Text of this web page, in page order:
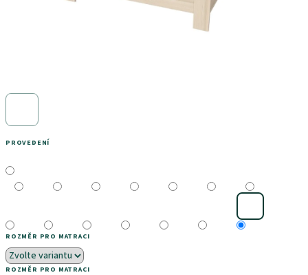
PROVEDENÍ
ROZMĚR PRO MATRACI
ROZMĚR PRO MATRACI